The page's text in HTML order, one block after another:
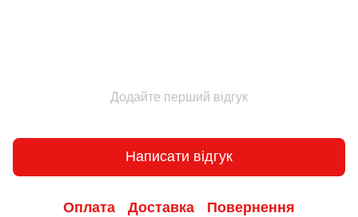
Додайте перший відгук
Написати відгук
Оплата Доставка Повернення